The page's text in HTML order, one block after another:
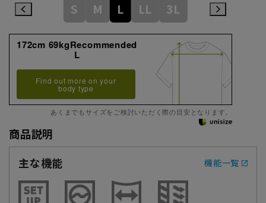
S M L LL 3L
172cm 69kgRecommended
L
Find out more on your
body type
あくまでもサイズをご検討いただく際の目安となります。
商品説明
主な機能
機能一覧